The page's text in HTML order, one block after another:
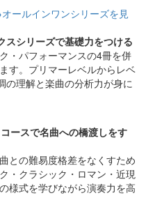
オールインワンシリーズを見
スシリーズで基礎力をつける
・パフォーマンスの4冊を併
す。プリマーレベルからレベ
の理解と楽曲の分析力が身に
ースで名曲への橋渡しをす
との難易度格差をなくすため
・クラシック・ロマン・近現
様式を学びながら演奏力を高